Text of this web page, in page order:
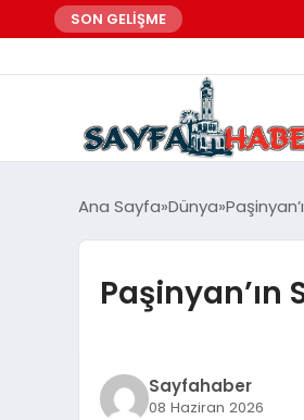
SON GELİŞME
Ana Sayfa Dünya
Sayfahaber
08 Haziran 2026